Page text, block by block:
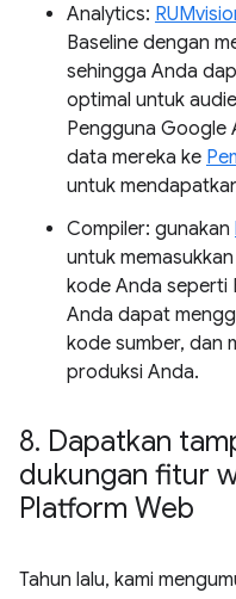
Analytics:
Baseline dengan
sehingga Anda
optimal untuk
Pengguna Google
data mereka ke
untuk
Compiler: gunakan
untuk
kode Anda seperti
Anda dapat
kode sumber, dan
produksi Anda.
8. Dapatkan
dukungan fitur
Platform Web
Tahun lalu, kami